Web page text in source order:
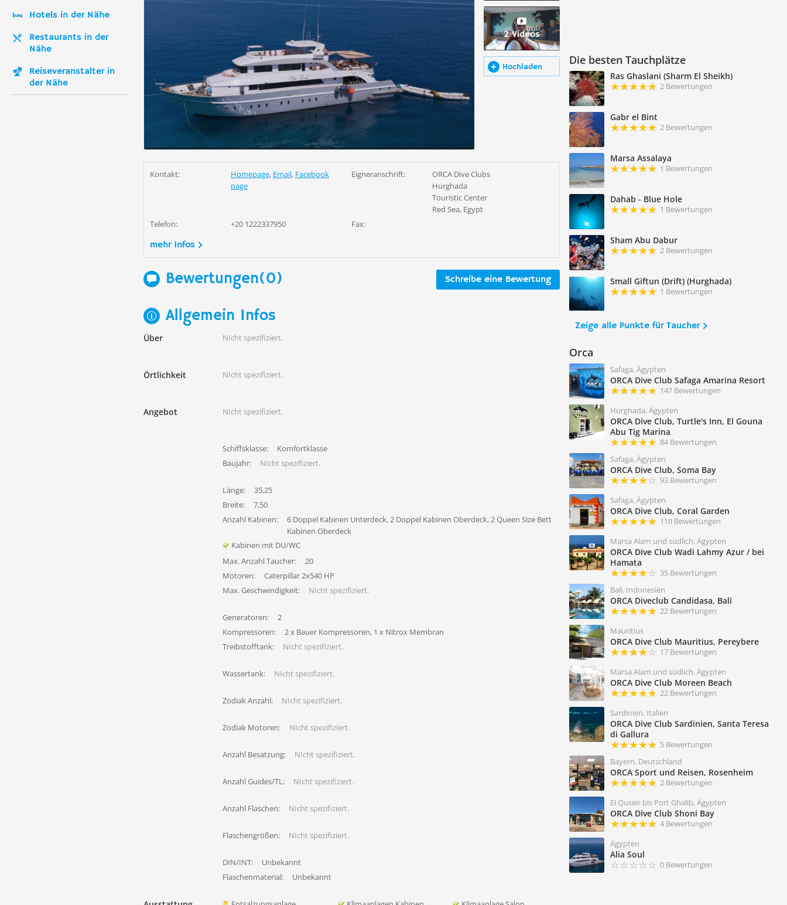
Hotels in der Nähe
Restaurants in der
Nähe
Reiseveranstalter in
der Nähe
Die besten Tauchplätze
Ras Ghaslani (Sharm El Sheikh)
2 Bewertungen
Gabr el Bint
2 Bewertungen
Marsa Assalaya
1 Bewertungen
Dahab - Blue Hole
1 Bewertungen
Sham Abu Dabur
2 Bewertungen
Small Giftun (Drift) (Hurghada)
1 Bewertungen
Zeige alle Punkte für Taucher
Orca
Safaga, Ägypten
ORCA Dive Club Safaga Amarina Resort
147 Bewertungen
Hurghada, Ägypten
ORCA Dive Club, Turtle's Inn, El Gouna
Abu Tig Marina
84 Bewertungen
Safaga, Ägypten
ORCA Dive Club, Soma Bay
93 Bewertungen
Safaga, Ägypten
ORCA Dive Club, Coral Garden
110 Bewertungen
Marsa Alam und südlich, Ägypten
ORCA Dive Club Wadi Lahmy Azur / bei
Hamata
35 Bewertungen
Bali, Indonesien
ORCA Diveclub Candidasa, Bali
22 Bewertungen
Mauritius
ORCA Dive Club Mauritius, Pereybere
17 Bewertungen
Marsa Alam und südlich, Ägypten
ORCA Dive Club Moreen Beach
22 Bewertungen
Sardinien, Italien
ORCA Dive Club Sardinien, Santa Teresa
di Gallura
5 Bewertungen
Bayern, Deutschland
ORCA Sport und Reisen, Rosenheim
2 Bewertungen
El Quseir bis Port Ghalib, Ägypten
ORCA Dive Club Shoni Bay
4 Bewertungen
Ägypten
Alia Soul
0 Bewertungen
2 Videos
Hochladen
Kontakt: Homepage, Email, Facebook
page
Eigneranschrift:
ORCA Dive Clubs
Hurghada
Touristic Center
Red Sea, Egypt
Telefon:
+20 1222337950 Fax:
mehr Infos
Schreibe eine Bewertung
Bewertungen(0)
Allgemein Infos
Über NIcht spezifiziert.
Örtlichkeit NIcht spezifiziert.
Angebot NIcht spezifiziert.
Schiffsklasse:
Komfortklasse
Baujahr:
NIcht spezifiziert.
Länge:
35,25
Breite:
7,50
Anzahl Kabinen:
6 Doppel Kabinen Unterdeck, 2 Doppel Kabinen Oberdeck, 2 Queen Size Bett
Kabinen Oberdeck
Kabinen mit DU/WC
Max. Anzahl Taucher:
20
Motoren:
Caterpillar 2x540 HP
Max. Geschwindigkeit:
NIcht spezifiziert.
Generatoren:
2
Kompressoren:
2 x Bauer Kompressoren, 1 x Nitrox Membran
Treibstofftank:
NIcht spezifiziert.
Wassertank: NIcht spezifiziert.
Zodiak Anzahl: NIcht spezifiziert.
Zodiak Motoren: NIcht spezifiziert.
Anzahl Besatzung: NIcht spezifiziert.
Anzahl Guides/TL: NIcht spezifiziert.
Anzahl Flaschen: NIcht spezifiziert.
Flaschengrößen: NIcht spezifiziert.
DIN/INT:
Unbekannt
Flaschenmaterial:
Unbekannt